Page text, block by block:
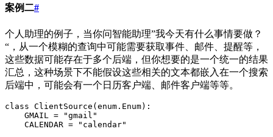
案例二#
个人助理的例子，当你问智能助理”我今天有什么事情要做？
“，从一个模糊的查询中可能需要获取事件、邮件、提醒等，
这些数据可能存在于多个后端，但你想要的是一个统一的结果
汇总，这种场景下不能假设这些相关的文本都嵌入在一个搜索
后端中，可能会有一个日历客户端、邮件客户端等等。
class ClientSource (enum . Enum):
    GMAIL
= "gmail "
    CALENDAR
= " calendar"